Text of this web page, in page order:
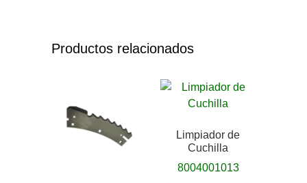
Productos relacionados
Limpiador de
Cuchilla
8004001013